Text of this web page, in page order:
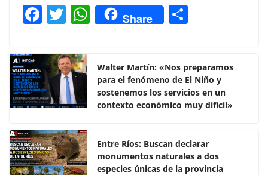
F
c
e
b
o
o
k
T
itt
er
W
h
s
A
p
Share
p
ar
tir
Walter Martín: «Nos preparamos
para el fenómeno de El Niño y
sostenemos los servicios en un
contexto económico muy difícil»
Entre Ríos: Buscan declarar
monumentos naturales a dos
especies únicas de la provincia